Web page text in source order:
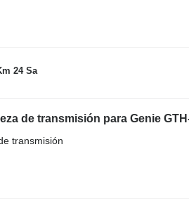
24 Sa
de transmisión para Genie
transmisión